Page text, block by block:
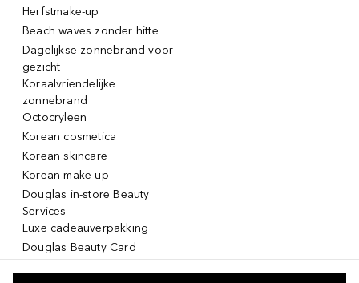
Herfstmake-up
Beach waves zonder hitte
Dagelijkse zonnebrand voor
gezicht
Koraalvriendelijke
zonnebrand
Octocryleen
Korean cosmetica
Korean skincare
Korean make-up
Douglas in-store Beauty
Services
Luxe cadeauverpakking
Douglas Beauty Card